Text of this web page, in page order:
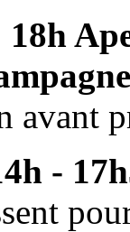
avant
-